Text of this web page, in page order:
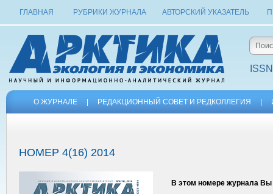
ГЛАВНАЯ РУБРИКИ ЖУРНАЛА АВТОРСКИЙ УКАЗАТЕЛЬ
О ЖУРНАЛЕ РЕДАКЦИОННЫЙ СОВЕТ И РЕДКОЛЛЕГИЯ
НОМЕР 4(16) 2014
В этом номере журнала Вы